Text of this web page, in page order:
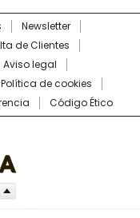
Newsletter
de Clientes
Aviso legal
Política de cookies
Código Ético